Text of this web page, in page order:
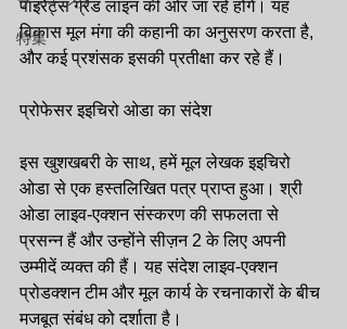
特集
पाइरेट्स ग्रैंड लाइन की ओर जा रहे होंगे। यह
विकास मूल मंगा की कहानी का अनुसरण करता है,
और कई प्रशंसक इसकी प्रतीक्षा कर रहे हैं।
प्रोफेसर इइचिरो ओडा का संदेश
इस खुशखबरी के साथ, हमें मूल लेखक इइचिरो
ओडा से एक हस्तलिखित पत्र प्राप्त हुआ। श्री
ओडा लाइव-एक्शन संस्करण की सफलता से
प्रसन्न हैं और उन्होंने सीज़न 2 के लिए अपनी
उम्मीदें व्यक्त की हैं। यह संदेश लाइव-एक्शन
प्रोडक्शन टीम और मूल कार्य के रचनाकारों के बीच
मजबूत संबंध को दर्शाता है।